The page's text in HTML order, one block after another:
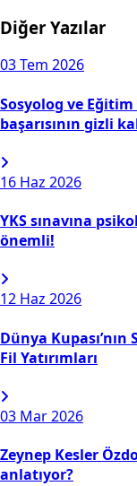
Diğer Yazılar
03Tem 2026
Sosyolog ve Eğitim
başarısının gizli
16 Haz 2026
YKS sınavına
önemli!
12 Haz 2026
Dünya
Fil Yatırımları
03 Mar 2026
Zeynep Kesler
anlatıyor?